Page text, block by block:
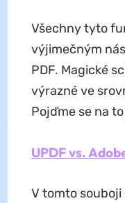
Všechny tyto
výjimečným
PDF. Magické
výrazné ve
Pojďme se na
UPDF vs.
V tomto souboji